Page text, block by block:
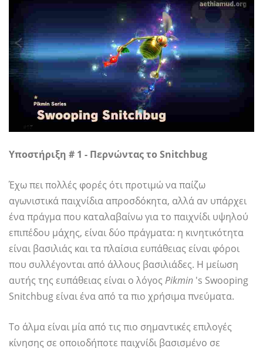
Υποστήριξη # 1 - Περνώντας το Snitchbug
Έχω πει πολλές φορές ότι προτιμώ να παίζω
αγωνιστικά παιχνίδια απροσδόκητα, αλλά αν υπάρχει
ένα πράγμα που καταλαβαίνω για το παιχνίδι υψηλού
επιπέδου μάχης, είναι δύο πράγματα: η κινητικότητα
είναι βασιλιάς και τα πλαίσια ευπάθειας είναι φόροι
που συλλέγονται από άλλους βασιλιάδες. Η μείωση
αυτής της ευπάθειας είναι ο λόγος Pikmin 's Swooping
Snitchbug είναι ένα από τα πιο χρήσιμα πνεύματα.
Το άλμα είναι μία από τις πιο σημαντικές επιλογές
κίνησης σε οποιοδήποτε παιχνίδι βασισμένο σε